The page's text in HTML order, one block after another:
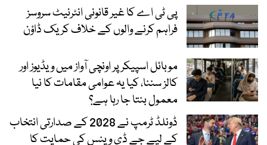
پی ٹی اے کا غیر قانونی انٹرنیٹ سروسز
فراہم کرنے والوں کے خلاف کریک ڈاؤن
موبائل اسپیکر پر اونچی آواز میں ویڈیوز اور
کالز سننا، کیا یہ عوامی مقامات کا نیا
معمول بنتا جا رہا ہے؟
ڈونلڈ ٹرمپ نے 2028 کے صدارتی انتخاب
کے لیے جے ڈی وینس کی حمایت کا